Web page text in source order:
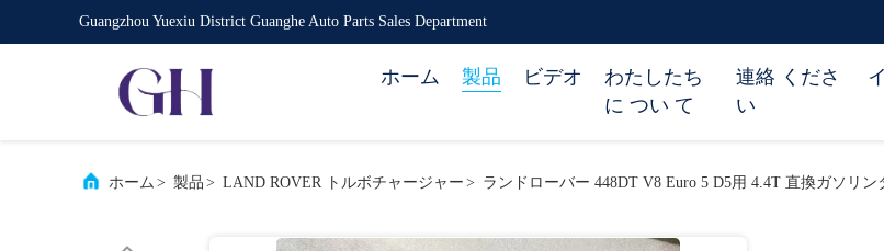
Guangzhou Yuexiu District Guanghe Auto Parts Sales Department
ホーム 製品 ビデオ
わたしたち
に つい て
連絡 くださ
い
ホーム > 製品 > LAND ROVER トルボチャージャー > ランドローバー 448DT V8 Euro 5 D5用 4.4T 直換ガソリ